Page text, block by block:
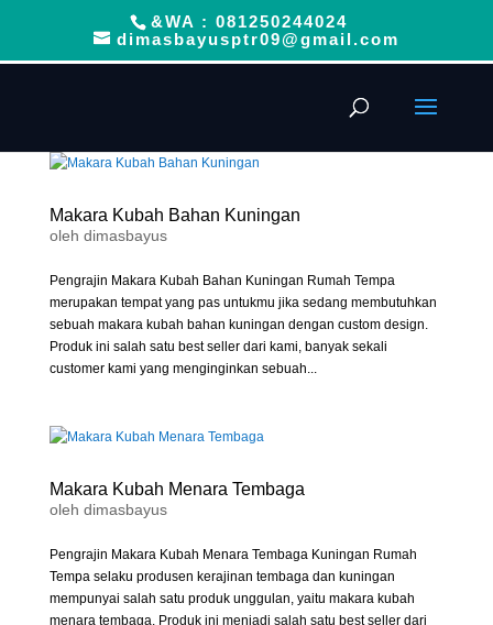
&WA : 081250244024
dimasbayusptr09@gmail.com
Makara Kubah Bahan Kuningan
oleh dimasbayus
Pengrajin Makara Kubah Bahan Kuningan Rumah Tempa
merupakan tempat yang pas untukmu jika sedang membutuhkan
sebuah makara kubah bahan kuningan dengan custom design.
Produk ini salah satu best seller dari kami, banyak sekali
customer kami yang menginginkan sebuah...
Makara Kubah Menara Tembaga
oleh dimasbayus
Pengrajin Makara Kubah Menara Tembaga Kuningan Rumah
Tempa selaku produsen kerajinan tembaga dan kuningan
mempunyai salah satu produk unggulan, yaitu makara kubah
menara tembaga. Produk ini menjadi salah satu best seller dari